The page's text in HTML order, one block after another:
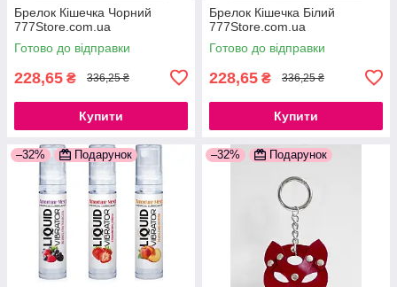
Брелок Кішечка Чорний
777Store.com.ua
Готово до відправки
228,65 ₴ 336,25 ₴
Купити
Брелок Кішечка Білий
777Store.com.ua
Готово до відправки
228,65 ₴ 336,25 ₴
Купити
–32% Подарунок –32% Подарунок